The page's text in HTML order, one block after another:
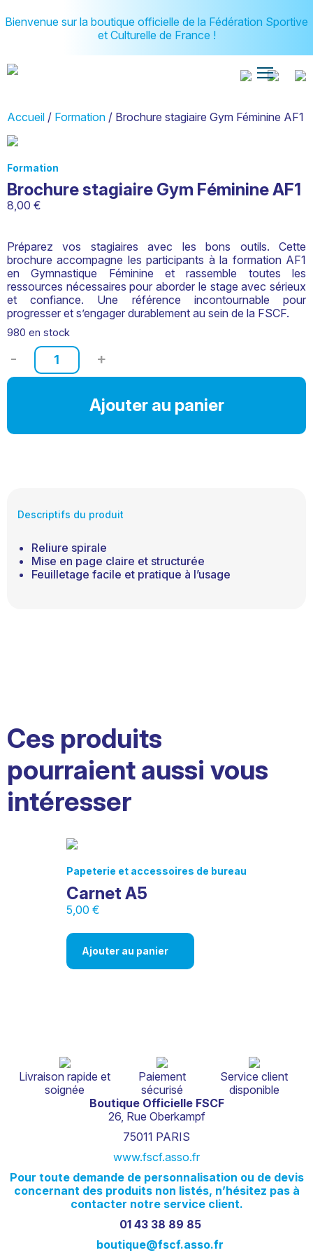
Bienvenue sur la boutique officielle de la Fédération Sportive
et Culturelle de France !
Accueil / Formation / Brochure stagiaire Gym Féminine AF1
Formation
Brochure stagiaire Gym Féminine AF1
8,00 €
Préparez vos stagiaires avec les bons outils. Cette
brochure accompagne les participants à la formation AF1
en Gymnastique Féminine et rassemble toutes les
ressources nécessaires pour aborder le stage avec sérieux
et confiance. Une référence incontournable pour
progresser et s’engager durablement au sein de la FSCF.
980 en stock
quantité
de
Brochure
AF1
Ajouter au panier
Descriptifs du produit
Reliure spirale
Mise en page claire et structurée
Feuilletage facile et pratique à l’usage
Ces produits
pourraient aussi vous
intéresser
Papeterie et accessoires de bureau
Carnet A5
5,00 €
Ajouter au panier
Livraison rapide et
soignée
Paiement
sécurisé
Service client
disponible
Boutique Officielle FSCF
26, Rue Oberkampf
75011 PARIS
www.fscf.asso.fr
Pour toute demande de personnalisation ou de devis
concernant des produits non listés, n’hésitez pas à
contacter notre service client.
01 43 38 89 85
boutique@fscf.asso.fr